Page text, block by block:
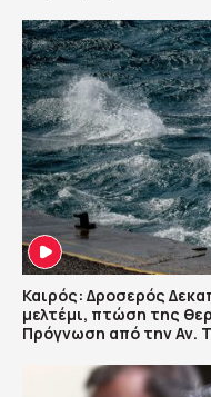
Καιρός: Δροσερός
μελτέμι, πτώση της
Πρόγνωση από την Αν.